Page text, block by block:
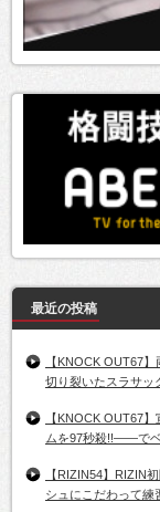
最近の投稿
【KNOCK OUT67
切り裂いたスラサッ
【KNOCK OUT67
ムを97秒殺!!――でベ
【RIZIN54】RIZIN
シュにこだわって練